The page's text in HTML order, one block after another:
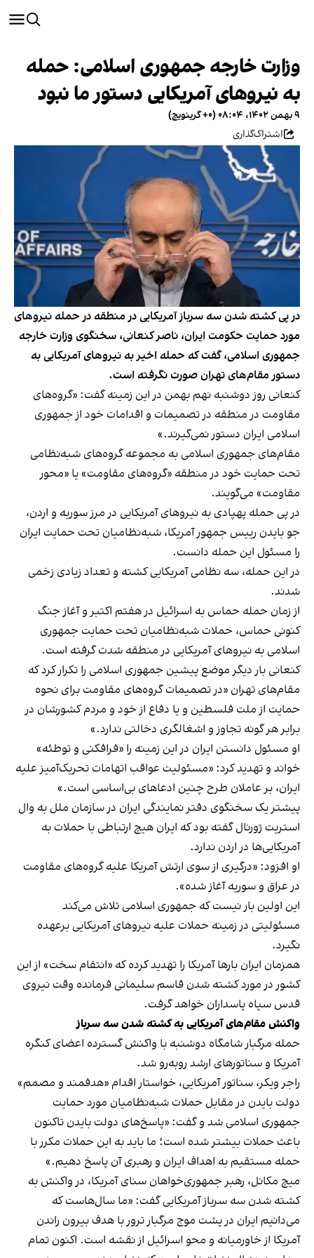
وزارت خارجه جمهوری اسلامی: حمله
به نیروهای آمریکایی دستور ما نبود
۹ بهمن ۱۴۰۲، ۰۸:۰۴ (‎+۰ گرینویچ)
اشتراک‌گذاری
در پی کشته شدن سه سرباز آمریکایی در منطقه در حمله نیروهای
مورد حمایت حکومت ایران، ناصر کنعانی، سخنگوی وزارت خارجه
جمهوری اسلامی، گفت که حمله اخیر به نیروهای آمریکایی به
دستور مقام‌های تهران صورت نگرفته است.
کنعانی روز دوشنبه نهم بهمن در این زمینه گفت: «گروه‌های
مقاومت در منطقه در تصمیمات و اقدامات خود از جمهوری
اسلامی ایران دستور نمی‌گیرند.»
مقام‌های جمهوری اسلامی به مجموعه گروه‌های شبه‌نظامی
تحت حمایت خود در منطقه «گروه‌های مقاومت» یا «محور
مقاومت» می‌گویند.
در پی حمله پهپادی به نیروهای آمریکایی در مرز سوریه و اردن،
جو بایدن رییس جمهور آمریکا، شبه‌نظامیان تحت حمایت ایران
را مسئول این حمله دانست.
در این حمله، سه نظامی آمریکایی کشته و تعداد زیادی زخمی
شدند.
از زمان حمله حماس به اسرائیل در هفتم اکتبر و آغاز جنگ
کنونی حماس، حملات شبه‌نظامیان تحت حمایت جمهوری
اسلامی به نیروهای آمریکایی در منطقه شدت گرفته است.
کنعانی بار دیگر موضع پیشین جمهوری اسلامی را تکرار کرد که
مقام‌های تهران «در تصمیمات گروه‌های مقاومت برای نحوه‌
حمایت از ملت فلسطین و یا دفاع از خود و مردم کشورشان در
برابر هر گونه تجاوز و اشغالگری دخالتی ندارد.»
او مسئول دانستن ایران در این زمینه را «فرافکنی و توطئه»
خواند و تهدید کرد: «مسئولیت عواقب اتهامات تحریک‌آمیز علیه
ایران، بر عاملان طرح چنین ادعاهای بی‌اساسی است.»
پیشتر یک سخنگوی دفتر نمایندگی ایران در سازمان ملل به وال
استریت ژورنال گفته بود که ایران هیچ ارتباطی با حملات به
آمریکایی‌ها در اردن ندارد.
او افزود: «درگیری از سوی ارتش آمریکا علیه گروه‌های مقاومت
در عراق و سوریه آغاز شده».
این اولین بار نیست که جمهوری اسلامی تلاش می‌کند
مسئولیتی در زمینه حملات علیه نیروهای آمریکایی برعهده
نگیرد.
همزمان ایران بارها آمریکا را تهدید کرده که «انتقام سخت» از این
کشور در مورد کشته شدن قاسم سلیمانی فرمانده وقت نیروی
قدس سپاه پاسداران خواهد گرفت.
واکنش مقام‌های آمریکایی به کشته شدن سه سرباز
حمله مرگبار شامگاه دوشنبه با واکنش‌ گسترده اعضای کنگره
آمریکا و سناتورهای ارشد روبه‌رو شد.
راجر ویکر، سناتور آمریکایی، خواستار اقدام «هدفمند و مصمم»
دولت بایدن در مقابل حملات شبه‌نظامیان مورد حمایت
جمهوری اسلامی شد و گفت: «پاسخ‌های دولت بایدن تاکنون
باعث حملات بیشتر شده است؛ ما باید به این حملات مکرر با
حمله مستقیم به اهداف ایران و رهبری آن پاسخ دهیم.»
میچ مکانل، رهبر جمهوری‌خواهان سنای آمریکا، در واکنش به
کشته شدن سه سرباز آمریکایی گفت: «ما سال‌هاست که
می‌دانیم ایران در پشت موج مرگبار ترور با هدف بیرون راندن
آمریکا از خاورمیانه و محو اسرائیل از نقشه است. اکنون تمام